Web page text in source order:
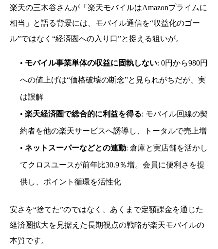
楽天の三木谷さんが「楽天モバイルはAmazonプライムに
相当」と語る背景には、モバイル通信を“収益化のゴー
ル”ではなく“経済圏への入り口”と捉える狙いが。
• モバイル事業単体の収益に固執しない: 0円から980円
への値上げは“価格破壊の断念”と見られがちだが、実
は誤解
• 楽天経済圏で総合的に利益を得る: モバイル回線の契
約者を他の楽天サービスへ誘導し、トータルで売上増
• ネットスーパーなどとの連動: 倉庫と実店舗を活かし
てクロスユースが前年比30.9％増。会員に便利さを提
供し、ポイント循環を活性化
安さを“捨てた”のではなく、あくまで定額課金を通じた
経済圏拡大を見据えた長期視点の戦略が楽天モバイルの
本質です。